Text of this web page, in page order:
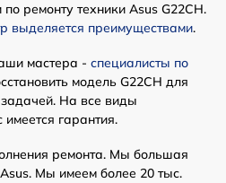
ремонту техники Asus G22CH.
выделяется преимуществами.
мастера - специалисты по
модель G22CH для
На все виды
гарантия.
ремонта. Мы большая
Мы имеем более 20 тыс.